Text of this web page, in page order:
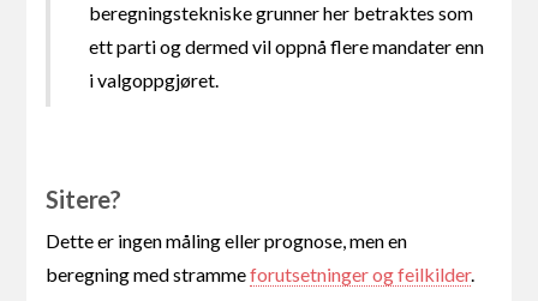
beregningstekniske grunner her betraktes som
ett parti og dermed vil oppnå flere mandater enn
i valgoppgjøret.
Sitere?
Dette er ingen måling eller prognose, men en
beregning med strammeforutsetninger og feilkilder.